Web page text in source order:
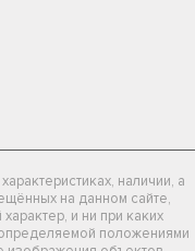
наличии, а
на данном сайте,
и ни при каких
положениями